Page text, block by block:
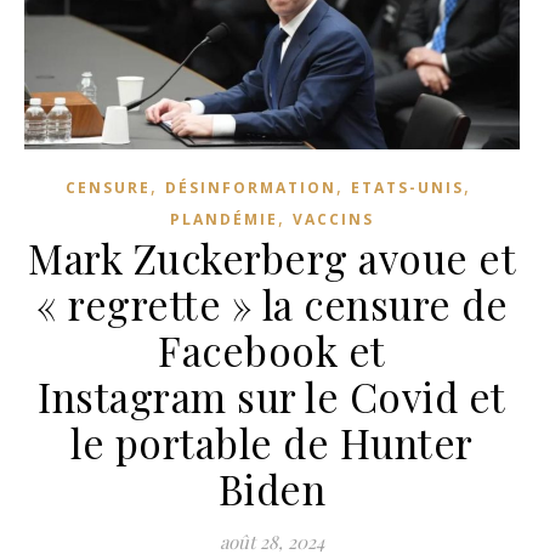
CENSURE , DÉSINFORMATION , ETATS-UNIS,
PLANDÉMIE , VACCINS
Mark Zuckerberg avoue et
« regrette » la censure de
Facebook et
Instagram sur le Covid et
le portable de Hunter
Biden
août 28, 2024